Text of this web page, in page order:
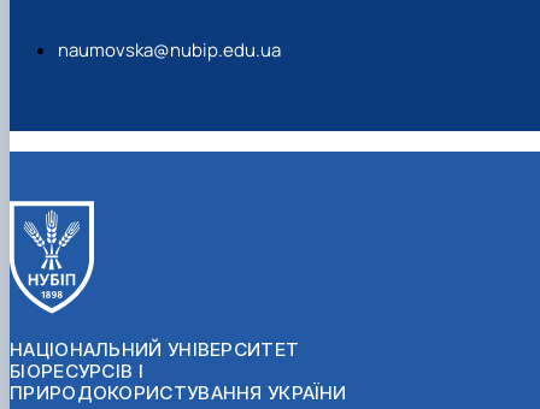
naumovska@nubip.edu.ua
НАЦІОНАЛЬНИЙ УНІВЕРСИТЕТ
БІОРЕСУРСІВ І
ПРИРОДОКОРИСТУВАННЯ УКРАЇНИ